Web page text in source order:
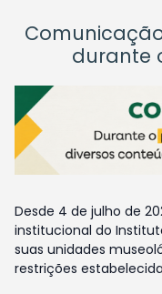
durante
Desde 4 de julho de
institucional do
suas unidades
restrições